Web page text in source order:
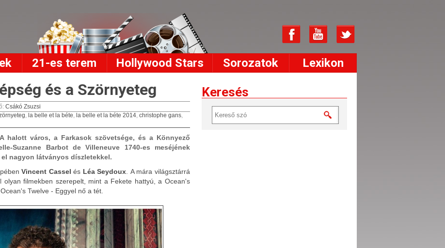
21-es terem Hollywood Stars Sorozatok Lexikon
és a Szörnyeteg
Csákó Zsuzsi
, la belle et la béte, la belle et la béte 2014, christophe gans,
halott város, a Farkasok szövetsége, és a Könnyező
Suzanne Barbot de Villeneuve 1740-es meséjének
nagyon látványos díszletekkel.
Vincent Cassel és Léa Seydoux . A mára világsztárrá
olyan filmekben szerepelt, mint a Fekete hattyú, a Ocean's
Twelve - Eggyel nő a tét.
Keresés